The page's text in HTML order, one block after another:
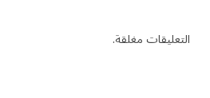
التعليقات مغلقة.